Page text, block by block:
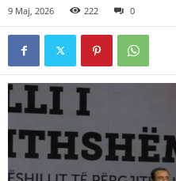
9 Maj, 2026 222 0